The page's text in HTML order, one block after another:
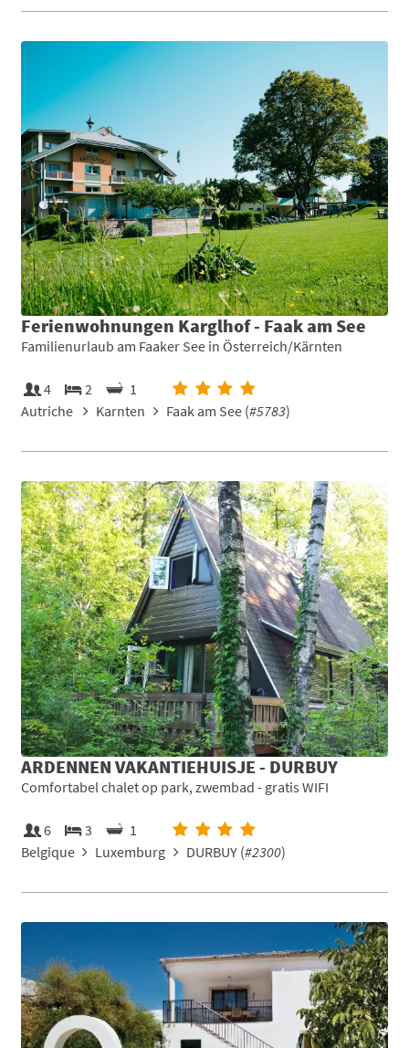
Ferienwohnungen Karglhof - Faak am See
Familienurlaub am Faaker See in Österreich/Kärnten
4 2
1
Autriche
Karnten Faak am See (#5783)
ARDENNEN VAKANTIEHUISJE - DURBUY
Comfortabel chalet op park, zwembad - gratis WIFI
6 3
1
Belgique
Luxemburg DURBUY (#2300)